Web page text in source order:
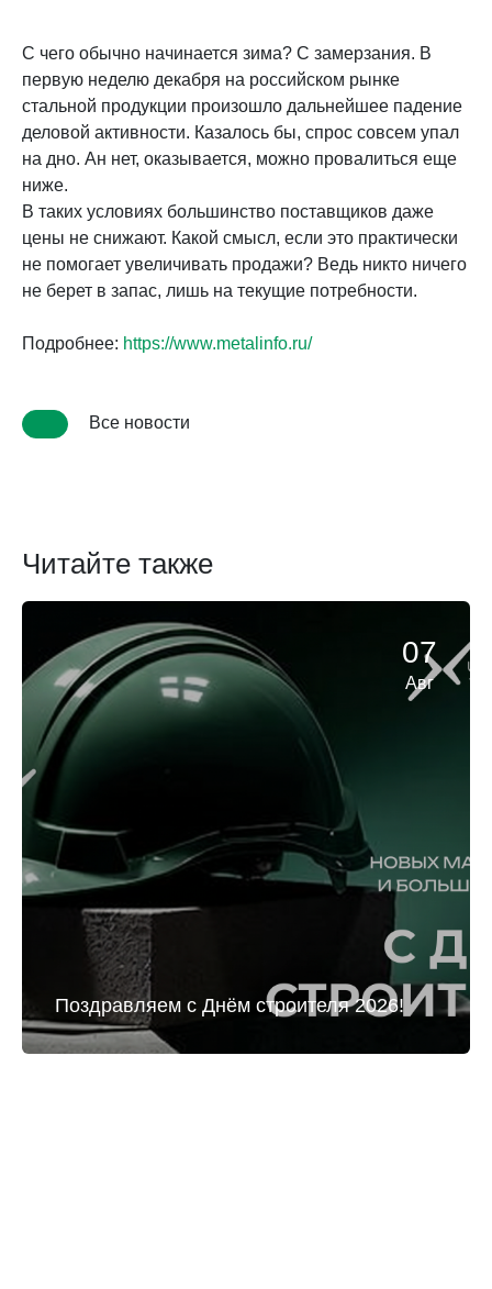
С чего обычно начинается зима? С замерзания. В
первую неделю декабря на российском рынке
стальной продукции произошло дальнейшее падение
деловой активности. Казалось бы, спрос совсем упал
на дно. Ан нет, оказывается, можно провалиться еще
ниже.
В таких условиях большинство поставщиков даже
цены не снижают. Какой смысл, если это практически
не помогает увеличивать продажи? Ведь никто ничего
не берет в запас, лишь на текущие потребности.
Подробнее: https://www.metalinfo.ru/
Все новости
Читайте также
07
Авг
Поздравляем с Днём строителя 2026!